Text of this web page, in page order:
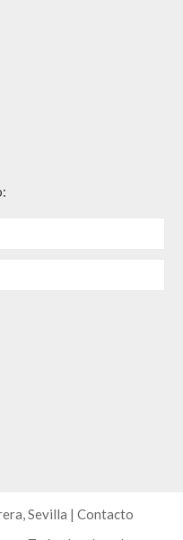
Sevilla | Contacto